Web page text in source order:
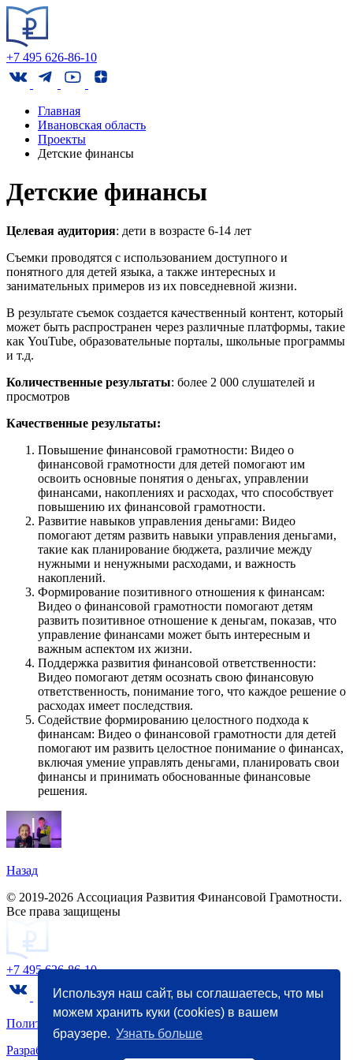
Используя наш сайт, вы соглашаетесь, что мы
можем хранить куки (cookies) в вашем
браузере. Узнать больше
+7 495 626-86-10
Главная
Ивановская область
Проекты
Детские финансы
Детские финансы
Целевая аудитория: дети в возрасте 6-14 лет
Съемки проводятся с использованием доступного и
понятного для детей языка, а также интересных и
занимательных примеров из их повседневной жизни.
В результате съемок создается качественный контент, который
может быть распространен через различные платформы, такие
как YouTube, образовательные порталы, школьные программы
и т.д.
Количественные результаты: более 2 000 слушателей и
просмотров
Качественные результаты:
Повышение финансовой грамотности: Видео о
финансовой грамотности для детей помогают им
освоить основные понятия о деньгах, управлении
финансами, накоплениях и расходах, что способствует
повышению их финансовой грамотности.
Развитие навыков управления деньгами: Видео
помогают детям развить навыки управления деньгами,
такие как планирование бюджета, различие между
нужными и ненужными расходами, и важность
накоплений.
Формирование позитивного отношения к финансам:
Видео о финансовой грамотности помогают детям
развить позитивное отношение к деньгам, показав, что
управление финансами может быть интересным и
важным аспектом их жизни.
Поддержка развития финансовой ответственности:
Видео помогают детям осознать свою финансовую
ответственность, понимание того, что каждое решение о
расходах имеет последствия.
Содействие формированию целостного подхода к
финансам: Видео о финансовой грамотности для детей
помогают им развить целостное понимание о финансах,
включая умение управлять деньгами, планировать свои
финансы и принимать обоснованные финансовые
решения.
Назад
© 2019-2026 Ассоциация Развития Финансовой Грамотности.
Все права защищены
+7 495 626-86-10
Политика конфиденциальности
Разработка